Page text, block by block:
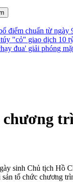
điểm chuẩn từ ngày
"cỏ" giao dịch 10
đua' giải phóng
chương
sinh Chủ tịch Hồ
tổ chức chương